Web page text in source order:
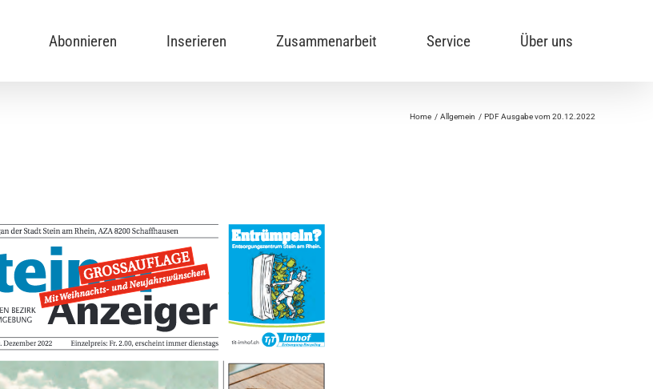
Abonnieren Inserieren Zusammenarbeit Service Über uns
Home Allgemein PDF Ausgabe vom 20.12.2022